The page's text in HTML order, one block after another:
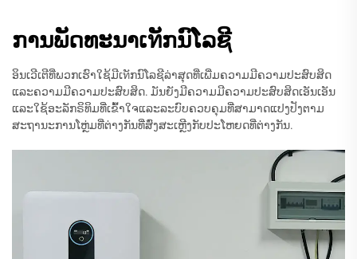
ການພັດທະນາເทັກນົໂລຊີ
ອິນເວີເຕີທີ່ພວກເຮົາໃຊ້ມີເทັກນົໂລຊີລ່າສຸດທີ່ເພີ່ມຄວາມມີຄວາມປະສົບສິດ
ແລະຄວາມມີຄວາມປະສົບສິດ. ມັນຍັງມີຄວາມມີຄວາມປະສົບສິດເອັນເອັນ
ແລະໃຊ້ອະລັກຣິທິມທີ່ເຂົ້າໃຈແລະລະບົບຄວບຄຸມທີ່ສາມາດແປງປັງຕາມ
ສະຖານະການໂຫຼ່ມທີ່ຕ່າງກັນທີ່ສົ່ງສະເຫຼີງກັບປະໂຫຍດທີ່ຕ່າງກັນ.